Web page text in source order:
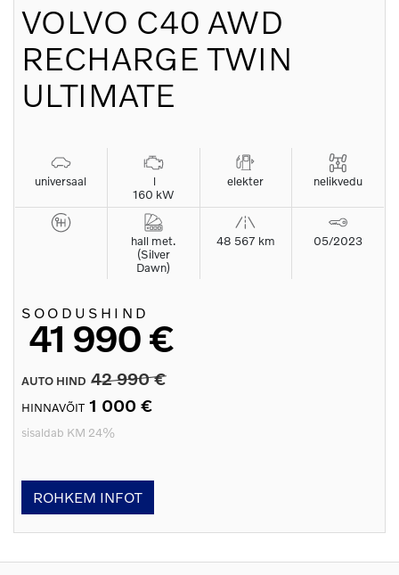
VOLVO C40 AWD
RECHARGE TWIN
ULTIMATE
universaal
l
160 kW
elekter nelikvedu
hall met.
(Silver
Dawn)
48 567 km 05/2023
SOODUSHIND
41 990 €
AUTO HIND 42 990 €
HINNAVÕIT 1 000 €
sisaldab KM 24%
ROHKEM INFOT